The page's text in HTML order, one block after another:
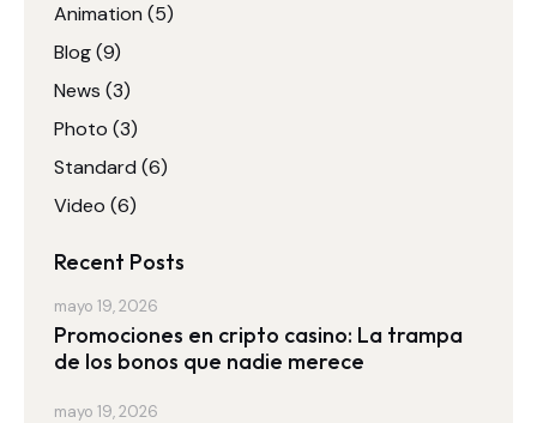
Animation (5)
Blog(9)
News (3)
Photo (3)
Standard (6)
Video (6)
Recent Posts
mayo 19, 2026
Promociones en cripto casino: La trampa
de los bonos que nadie merece
mayo 19, 2026